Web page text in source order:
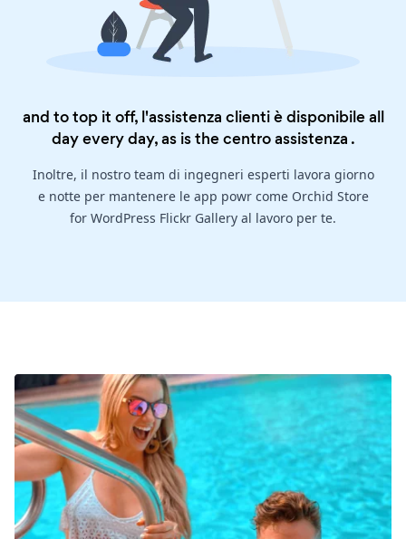
and to top it off, l'assistenza clienti è disponibile all
day every day, as is thecentro assistenza .
Inoltre, il nostro team di ingegneri esperti lavora giorno
e notte per mantenere le app powr come Orchid Store
for WordPress Flickr Gallery al lavoro per te.